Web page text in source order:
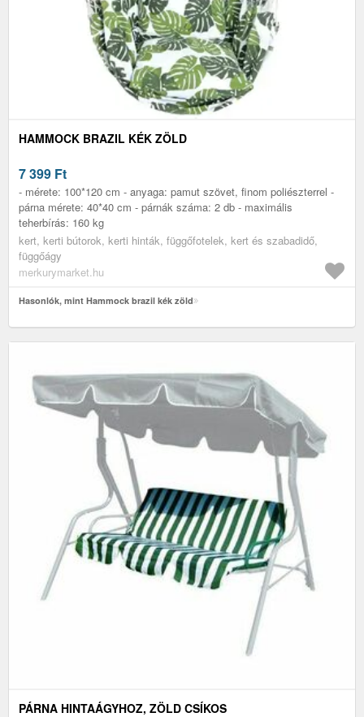
HAMMOCK BRAZIL KÉK ZÖLD
7 399 Ft
- mérete: 100*120 cm - anyaga: pamut szövet, finom poliészterrel -
párna mérete: 40*40 cm - párnák száma: 2 db - maximális
teherbírás: 160 kg
kert, kerti bútorok, kerti hinták, függőfotelek, kert és szabadidő,
függőágy
merkurymarket.hu
Hasonlók, mint Hammock brazil kék zöld
PÁRNA HINTAÁGYHOZ, ZÖLD CSÍKOS